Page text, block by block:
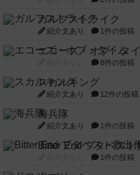
ガルフストライク
紹介文あり 1件の投稿
エコーズ・オブ・タ
8件の投稿
スカルキング
紹介文あり 12件の投稿
海兵隊
紹介文あり 1件の投稿
Bitter End ブタペスト
1件の投稿